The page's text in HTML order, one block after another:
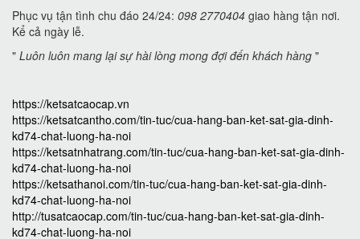
Phục vụ tận tình chu đáo 24/24: 098 2770404 giao hàng tận nơi.
Kể cả ngày lễ.
" Luôn luôn mang lại sự hài lòng mong đợi đến khách hàng "
https://ketsatcaocap.vn
https://ketsatcantho.com/tin-tuc/cua-hang-ban-ket-sat-gia-dinh-
kd74-chat-luong-ha-noi
https://ketsatnhatrang.com/tin-tuc/cua-hang-ban-ket-sat-gia-dinh-
kd74-chat-luong-ha-noi
https://ketsathanoi.com/tin-tuc/cua-hang-ban-ket-sat-gia-dinh-
kd74-chat-luong-ha-noi
http://tusatcaocap.com/tin-tuc/cua-hang-ban-ket-sat-gia-dinh-
kd74-chat-luong-ha-noi